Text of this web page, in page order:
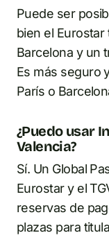
Puede ser
bien el
Barcelona y un
Es más seguro
París o
¿Puedo usar
Valencia?
Sí. Un Global
Eurostar y el
reservas de
plazas para